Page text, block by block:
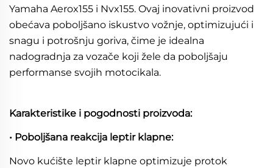
Yamaha Aerox155 i Nvx155. Ovaj inovativni proizvod
obećava poboljšano iskustvo vožnje, optimizujući i
snagu i potrošnju goriva, čime je idealna
nadogradnja za vozače koji žele da poboljšaju
performanse svojih motocikala.
Karakteristike i pogodnosti proizvoda:
• Poboljšana reakcija leptir klapne:
Novo kućište leptir klapne optimizuje protok